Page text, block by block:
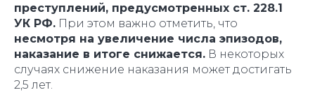
преступлений, предусмотренных ст. 228.1
УК РФ. При этом важно отметить, что
несмотря на увеличение числа эпизодов,
наказание в итоге снижается. В некоторых
случаях снижение наказания может достигать
2,5 лет.